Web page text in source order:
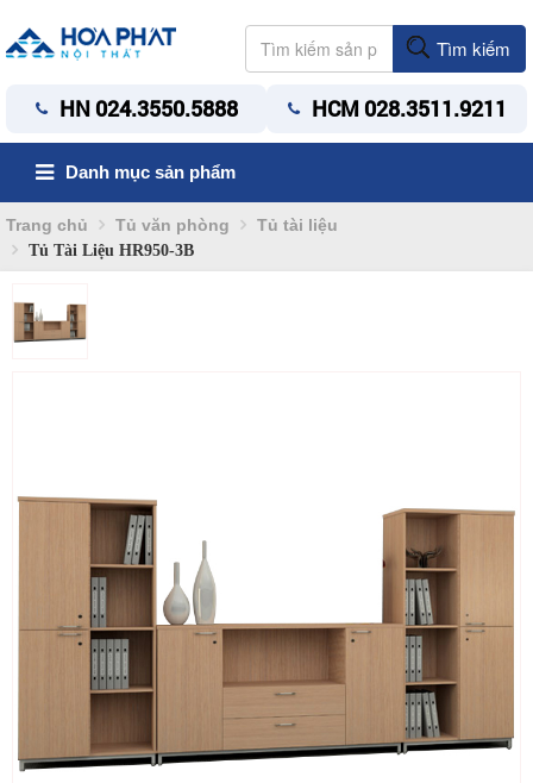
Tìm kiếm
HN 024.3550.5888 HCM 028.3511.9211
Danh mục sản phẩm
Trang chủ Tủ văn phòng Tủ tài liệu
Tủ Tài Liệu HR950-3B